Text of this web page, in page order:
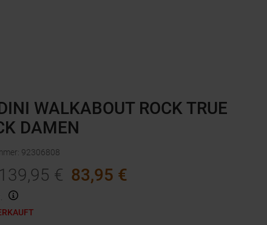
WALKABOUT ROCK TRUE
DAMEN
: 92306808
139,95 € 83,95 €